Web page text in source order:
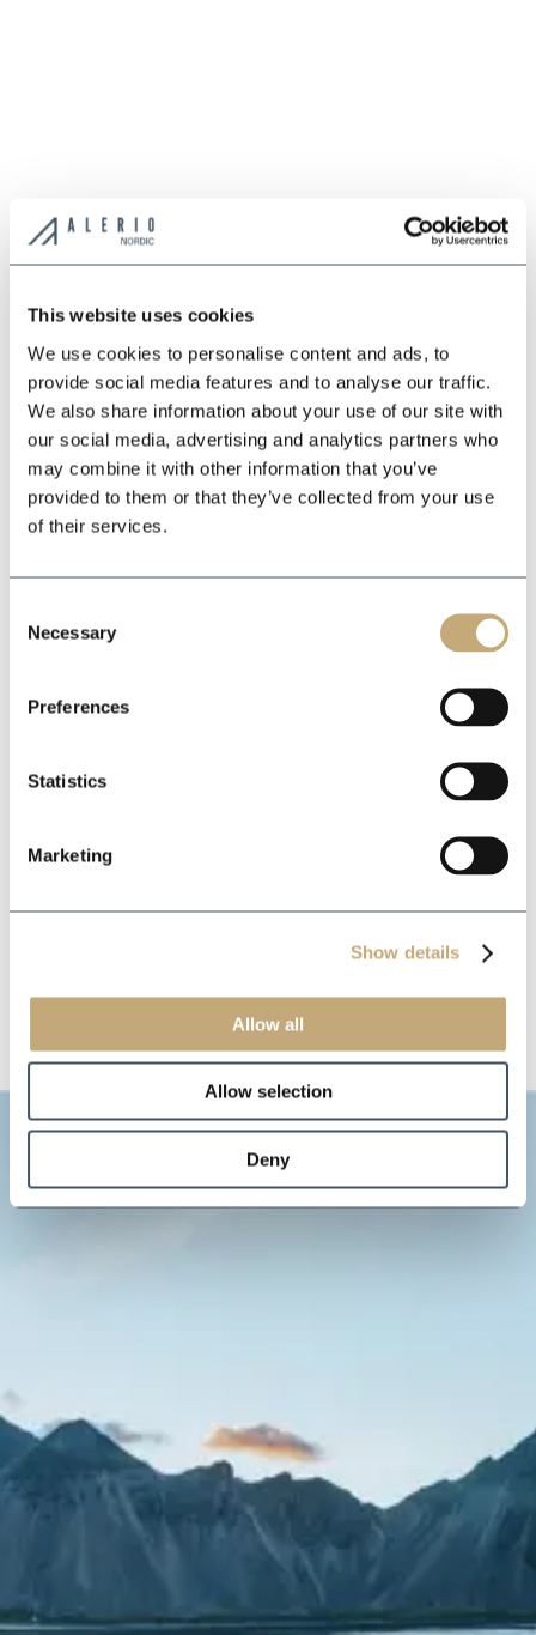
This website uses cookies
We use cookies to personalise content and ads, to
provide social media features and to analyse our traffic.
We also share information about your use of our site with
our social media, advertising and analytics partners who
may combine it with other information that you’ve
provided to them or that they’ve collected from your use
of their services.
Selection
Necessary
Preferences
Statistics
Marketing
Show details
Allow all
Allow selection
Deny
*
*
*